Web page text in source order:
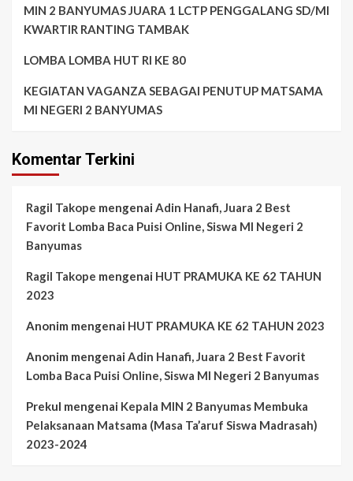
MIN 2 BANYUMAS JUARA 1 LCTP PENGGALANG SD/MI
KWARTIR RANTING TAMBAK
LOMBA LOMBA HUT RI KE 80
KEGIATAN VAGANZA SEBAGAI PENUTUP MATSAMA
MI NEGERI 2 BANYUMAS
Komentar Terkini
Ragil Takope mengenai Adin Hanafi, Juara 2 Best
Favorit Lomba Baca Puisi Online, Siswa MI Negeri 2
Banyumas
Ragil Takope mengenai HUT PRAMUKA KE 62 TAHUN
2023
Anonim mengenai HUT PRAMUKA KE 62 TAHUN 2023
Anonim mengenai Adin Hanafi, Juara 2 Best Favorit
Lomba Baca Puisi Online, Siswa MI Negeri 2 Banyumas
Prekul mengenai Kepala MIN 2 Banyumas Membuka
Pelaksanaan Matsama (Masa Ta’aruf Siswa Madrasah)
2023-2024